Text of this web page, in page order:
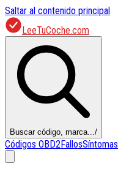
Saltar al contenido principal
LeeTuCoche.com
Buscar código, marca.../
Códigos OBD2FallosSíntomas